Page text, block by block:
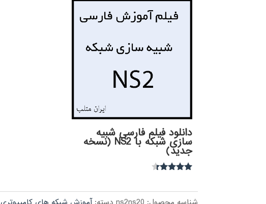
دانلود فیلم فارسی شبیه
سازی شبکه با NS2 (نسخه
جدید)
از 5